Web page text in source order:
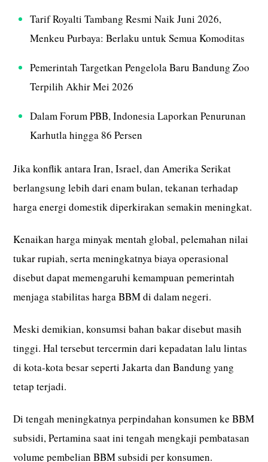
Tarif Royalti Tambang Resmi Naik Juni 2026,
Menkeu Purbaya: Berlaku untuk Semua Komoditas
Pemerintah Targetkan Pengelola Baru Bandung Zoo
Terpilih Akhir Mei 2026
Dalam Forum PBB, Indonesia Laporkan Penurunan
Karhutla hingga 86 Persen
Jika konflik antara Iran, Israel, dan Amerika Serikat
berlangsung lebih dari enam bulan, tekanan terhadap
harga energi domestik diperkirakan semakin meningkat.
Kenaikan harga minyak mentah global, pelemahan nilai
tukar rupiah, serta meningkatnya biaya operasional
disebut dapat memengaruhi kemampuan pemerintah
menjaga stabilitas harga BBM di dalam negeri.
Meski demikian, konsumsi bahan bakar disebut masih
tinggi. Hal tersebut tercermin dari kepadatan lalu lintas
di kota-kota besar seperti Jakarta dan Bandung yang
tetap terjadi.
Di tengah meningkatnya perpindahan konsumen ke BBM
subsidi, Pertamina saat ini tengah mengkaji pembatasan
volume pembelian BBM subsidi per konsumen.